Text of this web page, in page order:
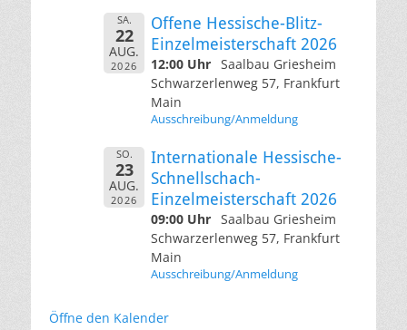
SA.
22
AUG.
2026
Offene Hessische-Blitz-
Einzelmeisterschaft 2026
12:00 Uhr Saalbau Griesheim
Schwarzerlenweg 57, Frankfurt
Main
Ausschreibung/Anmeldung
SO.
23
AUG.
2026
Internationale Hessische-
Schnellschach-
Einzelmeisterschaft 2026
09:00 Uhr Saalbau Griesheim
Schwarzerlenweg 57, Frankfurt
Main
Ausschreibung/Anmeldung
Öffne den Kalender